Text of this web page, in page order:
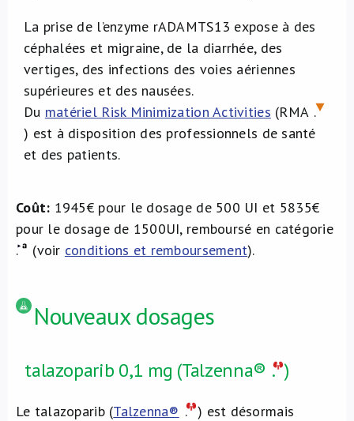
La prise de l’enzyme rADAMTS13 expose à des
céphalées et migraine, de la diarrhée, des
vertiges, des infections des voies aériennes
supérieures et des nausées.
Du matériel Risk Minimization Activities (RMA .
) est à disposition des professionnels de santé
et des patients.
Coût: 1945€ pour le dosage de 500 UI et 5835€
pour le dosage de 1500UI, remboursé en catégorie
.
(voir conditions et remboursement).
Nouveaux dosages
talazoparib 0,1 mg (Talzenna® . )
Le talazoparib (Talzenna® . ) est désormais